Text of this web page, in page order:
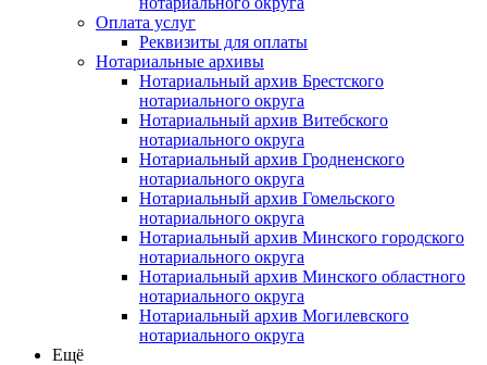
Оплата услуг
Реквизиты для оплаты
Нотариальные архивы
Нотариальный архив Брестского
нотариального округа
Нотариальный архив Витебского
нотариального округа
Нотариальный архив Гродненского
нотариального округа
Нотариальный архив Гомельского
нотариального округа
Нотариальный архив Минского городского
нотариального округа
Нотариальный архив Минского областного
нотариального округа
Нотариальный архив Могилевского
нотариального округа
Ещё